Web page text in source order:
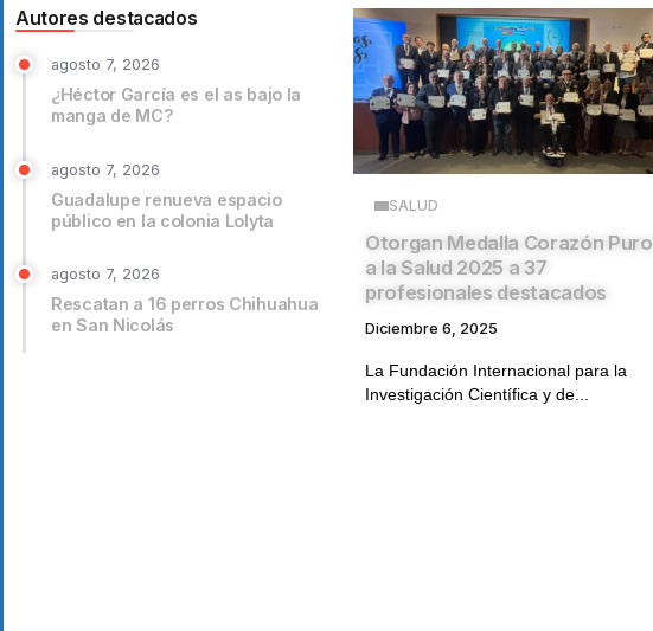
Autores destacados
agosto 7, 2026
¿Héctor García es el as bajo la
manga de MC?
agosto 7, 2026
Guadalupe renueva espacio
público en la colonia Lolyta
agosto 7, 2026
Rescatan a 16 perros Chihuahua
en San Nicolás
SALUD
Otorgan Medalla Corazón Puro
a la Salud 2025 a 37
profesionales destacados
Diciembre 6, 2025
La Fundación Internacional para la
Investigación Científica y de...